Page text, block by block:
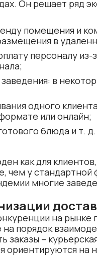
Он решает ряд
помещения и
в
персоналу
в
одного
или онлайн;
блюда и т. д.
как для
чем у
многие
на рынке
порядок
заказы –
ориентируются на